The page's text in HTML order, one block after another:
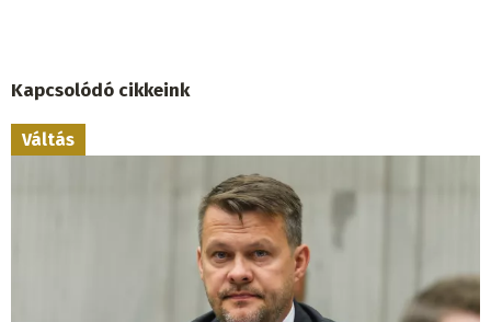
Kapcsolódó cikkeink
Váltás